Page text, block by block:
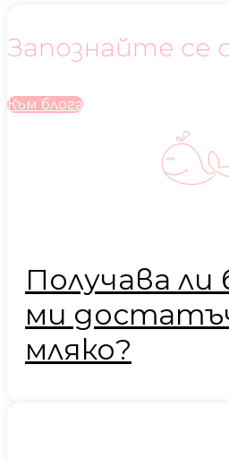
Запознайте се
Към блога
Получава
ми
мляко?